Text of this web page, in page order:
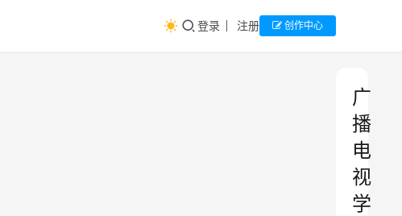
登录 注册 创作中心
广
播
电
视
学